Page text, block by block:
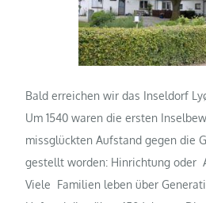
Bald erreichen wir das Inseldorf
Um 1540 waren die ersten
missglückten Aufstand gegen die
gestellt worden: Hinrichtung oder
Viele Familien leben über